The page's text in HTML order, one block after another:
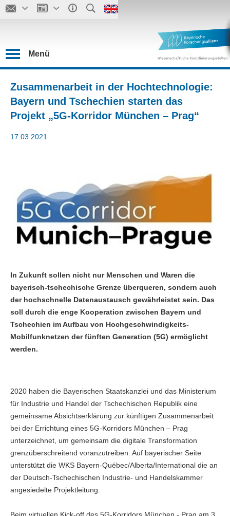
Menü
Zusammenarbeit in der Hochtechnologie:
Bayern und Tschechien starten das
Projekt „5G-Korridor München – Prag“
17.03.2021
In Zukunft sollen nicht nur Menschen und Waren die
bayerisch-tschechische Grenze überqueren, sondern auch
der hochschnelle Datenaustausch gewährleistet sein. Das
soll durch die enge Kooperation zwischen Bayern und
Tschechien im Aufbau von Hochgeschwindigkeits-
Mobilfunknetzen der fünften Generation (5G) ermöglicht
werden.
2020 haben die Bayerischen Staatskanzlei und das Ministerium
für Industrie und Handel der Tschechischen Republik eine
gemeinsame Absichtserklärung zur künftigen Zusammenarbeit
bei der Errichtung eines 5G-Korridors München – Prag
unterzeichnet, um gemeinsam die digitale Transformation
grenzüberschreitend voranzutreiben. Auf bayerischer Seite
unterstützt die WKS Bayern-Québec/Alberta/International die an
der Deutsch-Tschechischen Industrie- und Handelskammer
angesiedelte Projektleitung.